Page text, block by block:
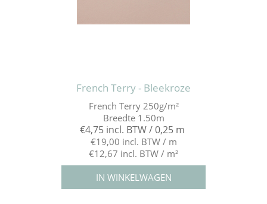
French Terry - Bleekroze
French Terry 250g/m²
Breedte 1.50m
€4,75 incl. BTW / 0,25 m
€19,00 incl. BTW / m
€12,67 incl. BTW / m²